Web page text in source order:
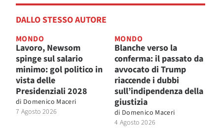
DALLO STESSO AUTORE
MONDO
Lavoro, Newsom
spinge sul salario
minimo: gol politico in
vista delle
Presidenziali 2028
di Domenico Maceri
7 Agosto 2026
MONDO
Blanche verso la
conferma: il passato da
avvocato di Trump
riaccende i dubbi
sull’indipendenza della
giustizia
di Domenico Maceri
4 Agosto 2026